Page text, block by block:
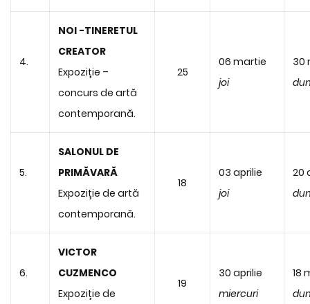
4.
NOI -TINERETUL
CREATOR
Expoziție –
concurs de artă
contemporană.
25
06 martie
joi
30
5.
SALONUL DE
PRIMĂVARĂ
Expoziție de artă
contemporană.
18
03 aprilie
joi
20
6.
VICTOR
CUZMENCO
Expoziție de
19
30 aprilie
miercuri
18